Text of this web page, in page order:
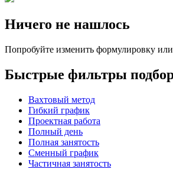
Ничего не нашлось
Попробуйте изменить формулировку
Быстрые фильтры
Вахтовый метод
Гибкий график
Проектная работа
Полный день
Полная занятость
Сменный график
Частичная занятость